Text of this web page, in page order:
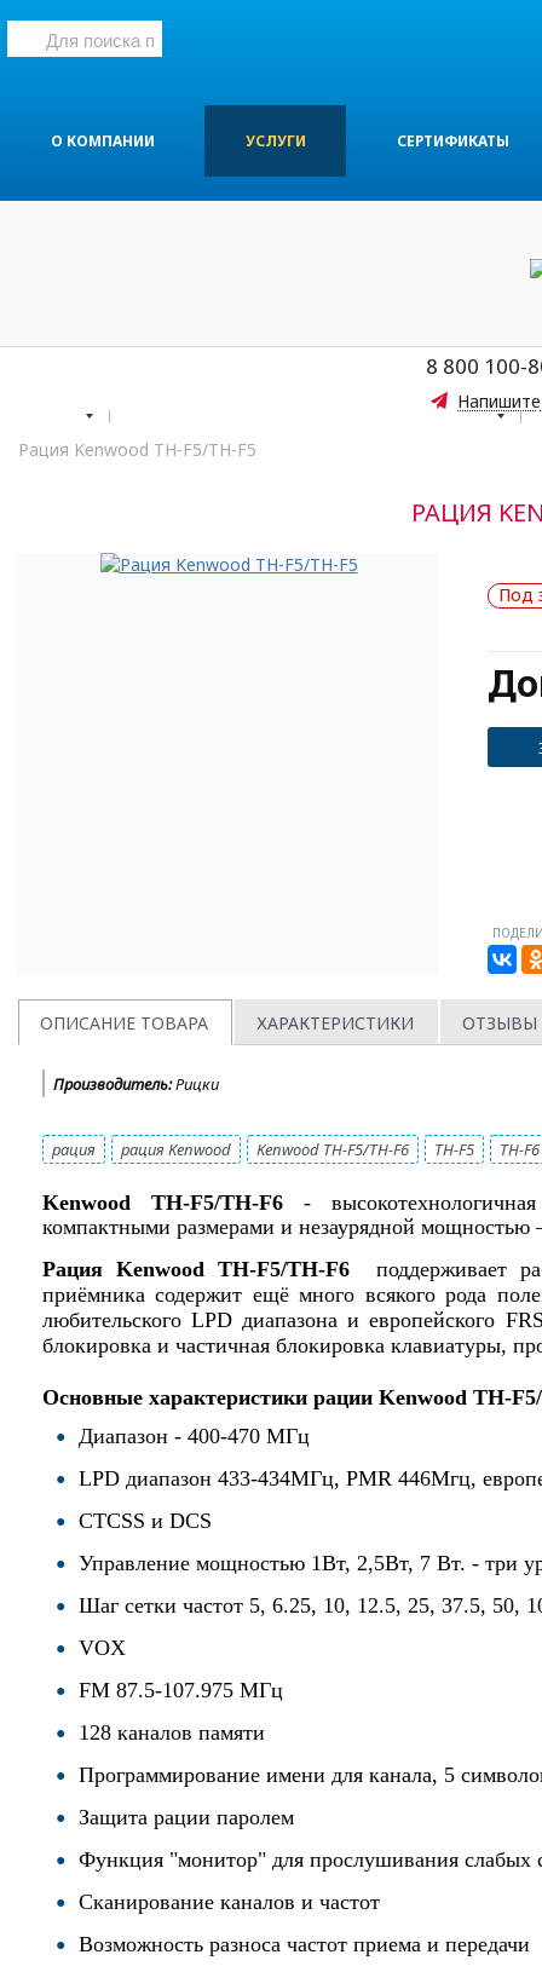
О КОМПАНИИ УСЛУГИ СЕРТИФИКАТЫ
8 800 100-
Установка дополнительного оборудования
Рация Kenwood TH-F5/TH-F5
РАЦИЯ
Под
ОПИСАНИЕ ТОВАРА ХАРАКТЕРИСТИКИ ОТЗЫВЫ
Производитель:Рицки
рация рация Kenwood Kenwood TH-F5/TH-F6 TH-F5 TH-F6
Kenwood TH-F5/TH-F6 -
компактными размерами и незаурядной
Рация Kenwood TH-F5/TH-F6поддерживает
приёмника содержит ещё много всякого рода
любительского LPD диапазона и европейского
блокировка и частичная блокировка клавиатуры,
Основные характеристики рации Kenwood TH-F5/
Диапазон - 400-470 МГц
LPD диапазон 433-434МГц, PMR 446Мгц,
СTCSS и DCS
Управление мощностью 1Вт, 2,5Вт, 7 Вт. - три
Шаг сетки частот 5, 6.25, 10, 12.5, 25, 37.5, 50,
VOX
FM 87.5-107.975 МГц
128 каналов памяти
Программирование имени для канала, 5
Защита рации паролем
Функция "монитор" для прослушивания
Сканирование каналов и частот
Возможность разноса частот приема и передачи